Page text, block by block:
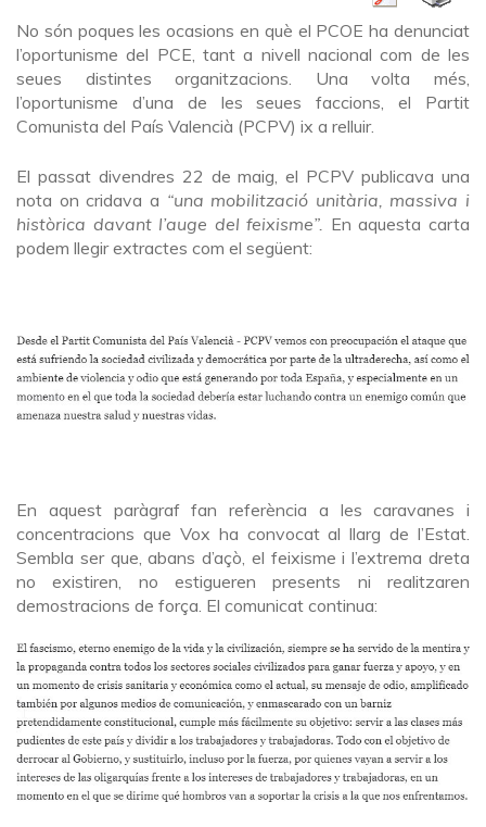
No són poques les ocasions en què el PCOE ha denunciat
l’oportunisme del PCE, tant a nivell nacional com de les
seues distintes organitzacions. Una volta més,
l’oportunisme d’una de les seues faccions, el Partit
Comunista del País Valencià (PCPV) ix a relluir.
El passat divendres 22 de maig, el PCPV publicava una
nota on cridava a “una mobilització unitària, massiva i
històrica davant l’auge del feixisme”. En aquesta carta
podem llegir extractes com el següent:
En aquest paràgraf fan referència a les caravanes i
concentracions que Vox ha convocat al llarg de l’Estat.
Sembla ser que, abans d’açò, el feixisme i l’extrema dreta
no existiren, no estigueren presents ni realitzaren
demostracions de força. El comunicat continua: